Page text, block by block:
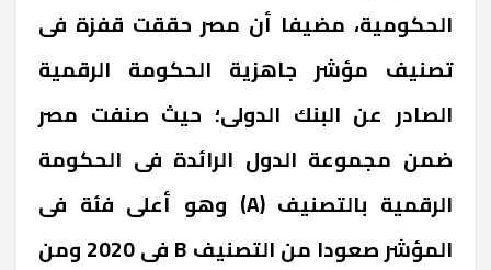
الحكومية، مضيفا أن مصر حققت قفزة فى
تصنيف مؤشر جاهزية الحكومة الرقمية
الصادر عن البنك الدولى؛ حيث صنفت مصر
ضمن مجموعة الدول الرائدة فى الحكومة
الرقمية بالتصنيف (A) وهو أعلى فئة فى
المؤشر صعودا من التصنيف B فى 2020 ومن